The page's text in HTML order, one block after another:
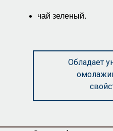
чай зеленый.
Обладает